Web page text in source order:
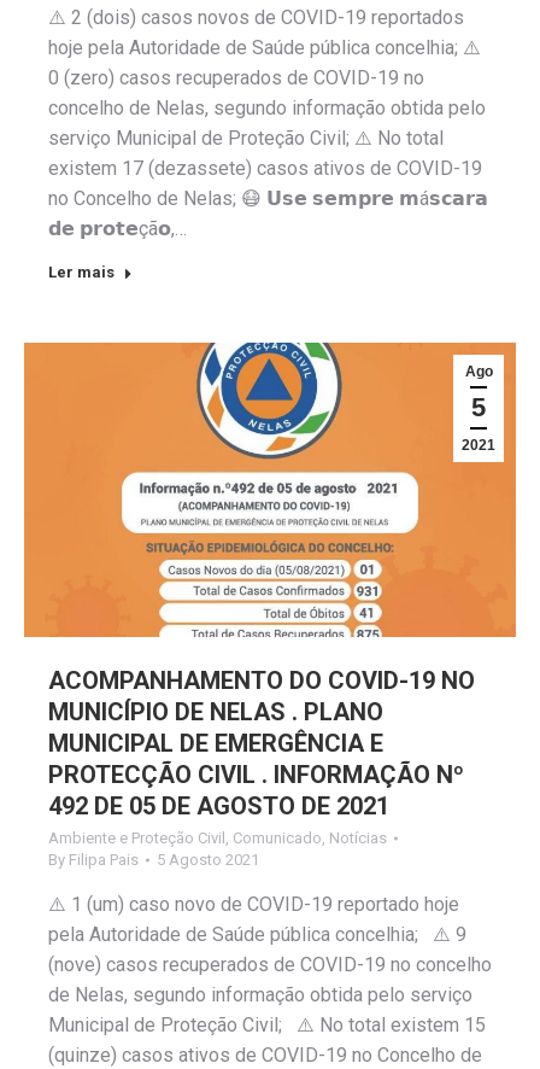
⚠️ 2 (dois) casos novos de COVID-19 reportados
hoje pela Autoridade de Saúde pública concelhia; ⚠️
0 (zero) casos recuperados de COVID-19 no
concelho de Nelas, segundo informação obtida pelo
serviço Municipal de Proteção Civil; ⚠️ No total
existem 17 (dezassete) casos ativos de COVID-19
no Concelho de Nelas; 😷 𝗨𝘀𝗲 𝘀𝗲𝗺𝗽𝗿𝗲 𝗺á𝘀𝗰𝗮𝗿𝗮
𝗱𝗲 𝗽𝗿𝗼𝘁𝗲çã𝗼,…
Ler mais
Ago
5
2021
ACOMPANHAMENTO DO COVID-19 NO
MUNICÍPIO DE NELAS . PLANO
MUNICIPAL DE EMERGÊNCIA E
PROTECÇÃO CIVIL . INFORMAÇÃO Nº
492 DE 05 DE AGOSTO DE 2021
Ambiente e Proteção Civil , Comunicado, Notícias
By Filipa Pais 5 Agosto 2021
⚠️ 1 (um) caso novo de COVID-19 reportado hoje
pela Autoridade de Saúde pública concelhia; ⚠️ 9
(nove) casos recuperados de COVID-19 no concelho
de Nelas, segundo informação obtida pelo serviço
Municipal de Proteção Civil; ⚠️ No total existem 15
(quinze) casos ativos de COVID-19 no Concelho de